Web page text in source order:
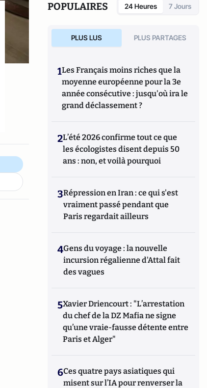
POPULAIRES 24 Heures 7 Jours
PLUS LUS PLUS PARTAGES
1Les Français moins riches que la
moyenne européenne pour la 3e
année consécutive : jusqu'où ira le
grand déclassement ?
2L’été 2026 confirme tout ce que
les écologistes disent depuis 50
ans : non, et voilà pourquoi
3Répression en Iran : ce qui s'est
vraiment passé pendant que
Paris regardait ailleurs
4Gens du voyage : la nouvelle
incursion régalienne d'Attal fait
des vagues
5Xavier Driencourt : "L’arrestation
du chef de la DZ Mafia ne signe
qu’une vraie-fausse détente entre
Paris et Alger"
6Ces quatre pays asiatiques qui
misent sur l’IA pour renverser la